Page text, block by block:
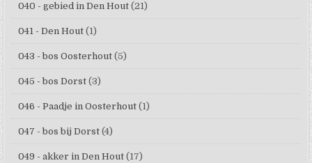
040 - gebied in Den Hout (21)
041 - Den Hout (1)
043 - bos Oosterhout (5)
045 - bos Dorst (3)
046 - Paadje in Oosterhout (1)
047 - bos bij Dorst (4)
049 - akker in Den Hout (17)